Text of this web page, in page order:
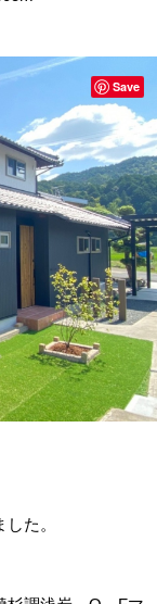
た。
Save